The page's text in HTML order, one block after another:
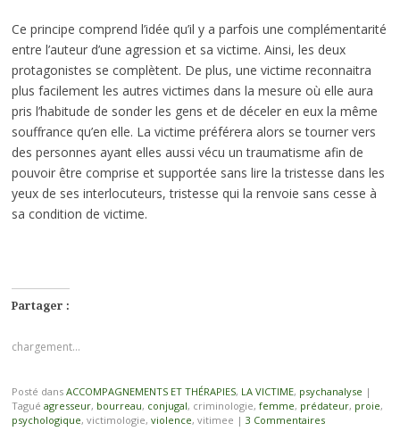
Ce principe comprend l’idée qu’il y a parfois une complémentarité
entre l’auteur d’une agression et sa victime. Ainsi, les deux
protagonistes se complètent. De plus, une victime reconnaitra
plus facilement les autres victimes dans la mesure où elle aura
pris l’habitude de sonder les gens et de déceler en eux la même
souffrance qu’en elle. La victime préférera alors se tourner vers
des personnes ayant elles aussi vécu un traumatisme afin de
pouvoir être comprise et supportée sans lire la tristesse dans les
yeux de ses interlocuteurs, tristesse qui la renvoie sans cesse à
sa condition de victime.
Partager :
chargement…
Posté dans ACCOMPAGNEMENTS ET THÉRAPIES, LA VICTIME, psychanalyse |
Tagué agresseur, bourreau, conjugal, criminologie, femme, prédateur, proie,
psychologique, victimologie, violence, vitimee | 3 Commentaires